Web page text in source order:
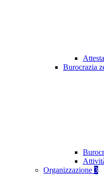
Burocrazia
Organizzazione 3